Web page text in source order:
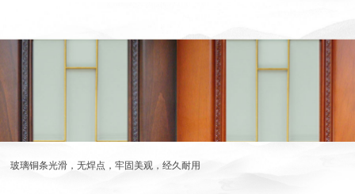
玻璃铜条光滑，无焊点，牢固美观，经久耐用